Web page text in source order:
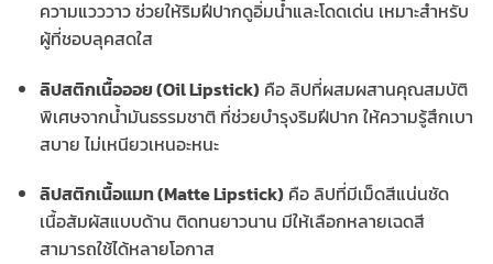
ความแวววาว ช่วยให้ริมฝีปากดูอิ่มน้ำและโดดเด่น เหมาะสำหรับ
ผู้ที่ชอบลุคสดใส
ลิปสติกเนื้อออย (Oil Lipstick)คือ ลิปที่ผสมผสานคุณสมบัติ
พิเศษจากน้ำมันธรรมชาติ ที่ช่วยบำรุงริมฝีปาก ให้ความรู้สึกเบา
สบาย ไม่เหนียวเหนอะหนะ
ลิปสติกเนื้อแมท (Matte Lipstick)คือ ลิปที่มีเม็ดสีแน่นชัด
เนื้อสัมผัสแบบด้าน ติดทนยาวนาน มีให้เลือกหลายเฉดสี
สามารถใช้ได้หลายโอกาส